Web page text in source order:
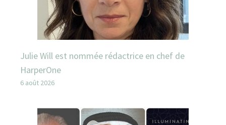
Julie Will est nommée rédactrice en chef de
HarperOne
6 août 2026